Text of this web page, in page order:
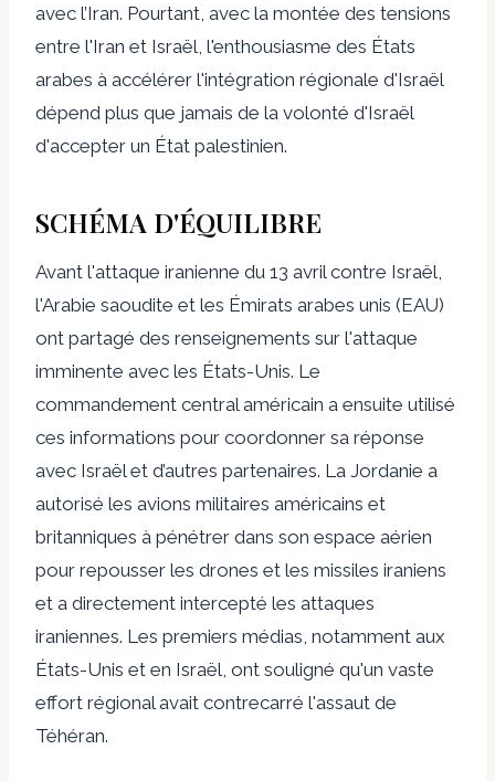
avec l’Iran. Pourtant, avec la montée des tensions
entre l'Iran et Israël, l'enthousiasme des États
arabes à accélérer l'intégration régionale d'Israël
dépend plus que jamais de la volonté d'Israël
d'accepter un État palestinien.
SCHÉMA D'ÉQUILIBRE
Avant l'attaque iranienne du 13 avril contre Israël,
l'Arabie saoudite et les Émirats arabes unis (EAU)
ont partagé des renseignements sur l'attaque
imminente avec les États-Unis. Le
commandement central américain a ensuite utilisé
ces informations pour coordonner sa réponse
avec Israël et d’autres partenaires. La Jordanie a
autorisé les avions militaires américains et
britanniques à pénétrer dans son espace aérien
pour repousser les drones et les missiles iraniens
et a directement intercepté les attaques
iraniennes. Les premiers médias, notamment aux
États-Unis et en Israël, ont souligné qu'un vaste
effort régional avait contrecarré l'assaut de
Téhéran.